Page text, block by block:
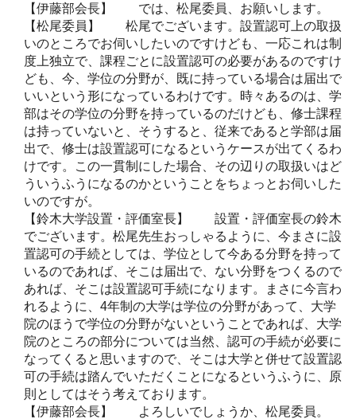
【伊藤部会長】 では、松尾委員、お願いします。
【松尾委員】 松尾でございます。設置認可上の取扱
いのところでお伺いしたいのですけども、一応これは制
度上独立で、課程ごとに設置認可の必要があるのですけ
ども、今、学位の分野が、既に持っている場合は届出で
いいという形になっているわけです。時々あるのは、学
部はその学位の分野を持っているのだけども、修士課程
は持っていないと、そうすると、従来であると学部は届
出で、修士は設置認可になるというケースが出てくるわ
けです。この一貫制にした場合、その辺りの取扱いはど
ういうふうになるのかということをちょっとお伺いした
いのですが。
【鈴木大学設置・評価室長】 設置・評価室長の鈴木
でございます。松尾先生おっしゃるように、今まさに設
置認可の手続としては、学位として今ある分野を持って
いるのであれば、そこは届出で、ない分野をつくるので
あれば、そこは設置認可手続になります。まさに今言わ
れるように、4年制の大学は学位の分野があって、大学
院のほうで学位の分野がないということであれば、大学
院のところの部分については当然、認可の手続が必要に
なってくると思いますので、そこは大学と併せて設置認
可の手続は踏んでいただくことになるというふうに、原
則としてはそう考えております。
【伊藤部会長】 よろしいでしょうか、松尾委員。